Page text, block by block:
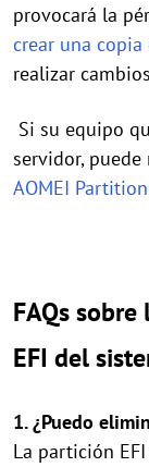
provocará la
crear una
realizar
Si su equipo
servidor, puede
AOMEI
FAQs
EFI del
1. ¿Puedo
La partición